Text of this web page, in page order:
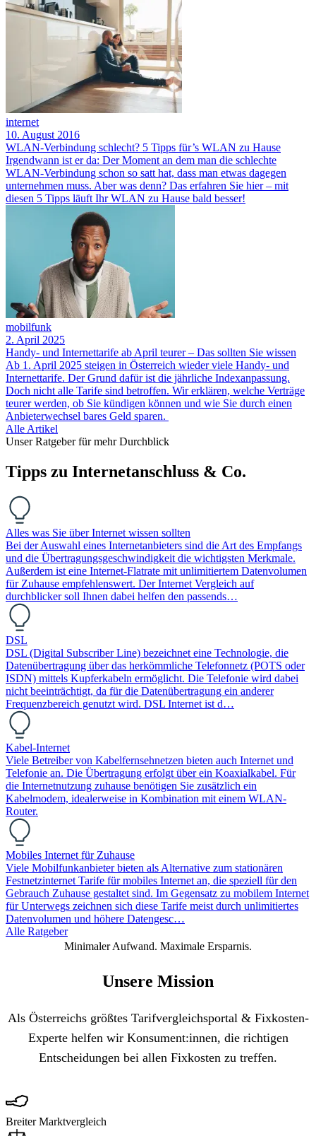
internet
10. August 2016
WLAN-Verbindung schlecht? 5 Tipps für’s WLAN zu Hause
Irgendwann ist er da: Der Moment an dem man die schlechte
WLAN-Verbindung schon so satt hat, dass man etwas dagegen
unternehmen muss. Aber was denn? Das erfahren Sie hier – mit
diesen 5 Tipps läuft Ihr WLAN zu Hause bald besser!
mobilfunk
2. April 2025
Handy- und Internettarife ab April teurer – Das sollten Sie wissen
Ab 1. April 2025 steigen in Österreich wieder viele Handy- und
Internettarife. Der Grund dafür ist die jährliche Indexanpassung.
Doch nicht alle Tarife sind betroffen. Wir erklären, welche Verträge
teurer werden, ob Sie kündigen können und wie Sie durch einen
Anbieterwechsel bares Geld sparen.
Alle Artikel
Unser Ratgeber für mehr Durchblick
Tipps zu Internet­anschluss & Co.
Alles was Sie über Internet wissen sollten
Bei der Auswahl eines Internetanbieters sind die Art des Empfangs
und die Übertragungsgeschwindigkeit die wichtigsten Merkmale.
Außerdem ist eine Internet-Flatrate mit unlimitiertem Datenvolumen
für Zuhause empfehlenswert. Der Internet Vergleich auf
durchblicker soll Ihnen dabei helfen den passends…
DSL
DSL (Digital Subscriber Line) bezeichnet eine Technologie, die
Datenübertragung über das herkömmliche Telefonnetz (POTS oder
ISDN) mittels Kupferkabeln ermöglicht. Die Telefonie wird dabei
nicht beeinträchtigt, da für die Datenübertragung ein anderer
Frequenzbereich genutzt wird. DSL Internet ist d…
Kabel-Internet
Viele Betreiber von Kabelfernsehnetzen bieten auch Internet und
Telefonie an. Die Übertragung erfolgt über ein Koaxialkabel. Für
die Internetnutzung zuhause benötigen Sie zusätzlich ein
Kabelmodem, idealerweise in Kombination mit einem WLAN-
Router.
Mobiles Internet für Zuhause
Viele Mobilfunkanbieter bieten als Alternative zum stationären
Festnetzinternet Tarife für mobiles Internet an, die speziell für den
Gebrauch Zuhause gestaltet sind. Im Gegensatz zu mobilem Internet
für Unterwegs zeichnen sich diese Tarife meist durch unlimitiertes
Datenvolumen und höhere Datengesc…
Alle Ratgeber
Minimaler Aufwand. Maximale Ersparnis.
Unsere Mission
Als Österreichs größtes Tarifvergleichsportal & Fixkosten-
Experte helfen wir Konsument:innen, die richtigen
Entscheidungen bei allen Fixkosten zu treffen.
Breiter Marktvergleich